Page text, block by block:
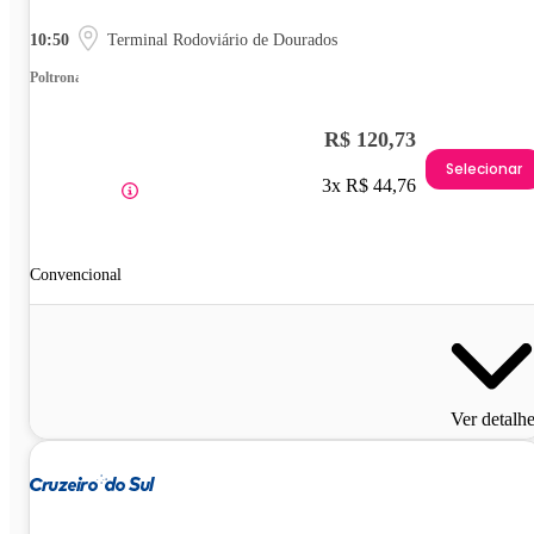
10:50 Terminal Rodoviário de Dourados
Poltrona
Convencional
R$ 120,73
3x R$ 44,76
Selecionar
Ver